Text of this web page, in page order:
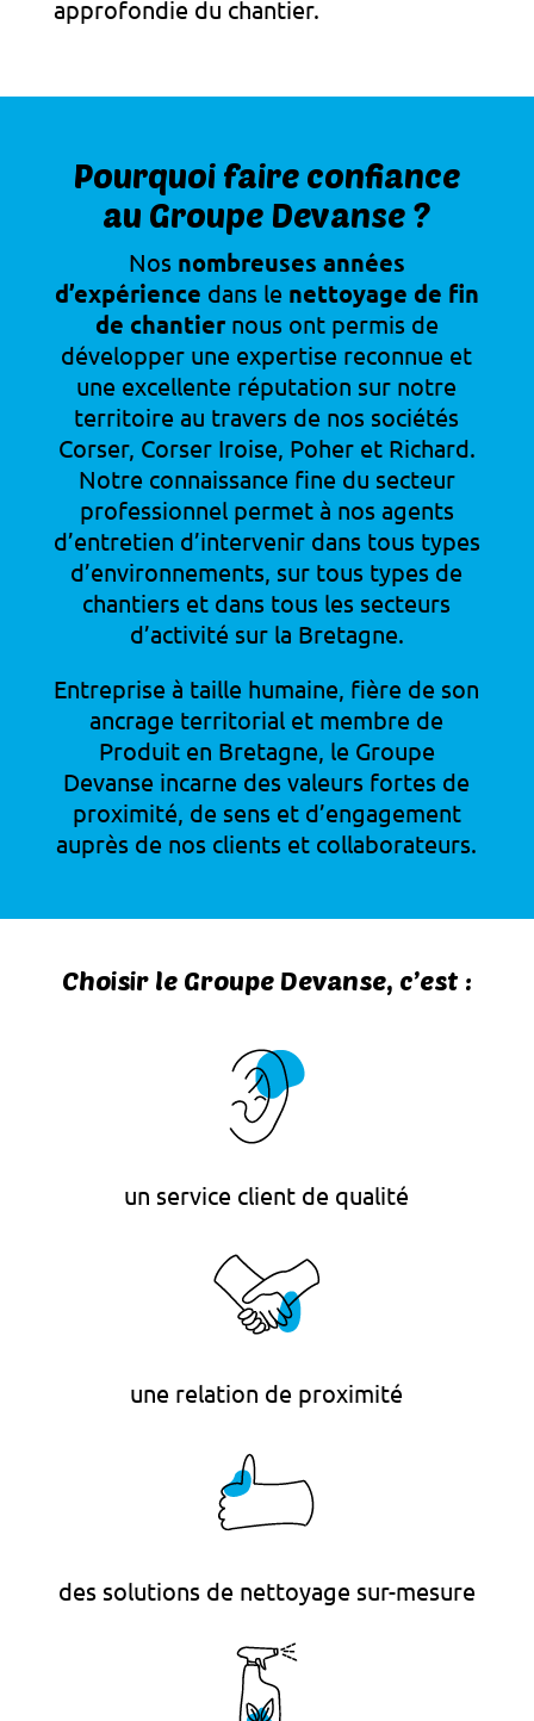
approfondie du chantier.
Pourquoi faire confiance
au Groupe Devanse ?
Nos nombreuses années
d’expérience dans le nettoyage de fin
de chantiernous ont permis de
développer une expertise reconnue et
une excellente réputation sur notre
territoire au travers de nos sociétés
Corser, Corser Iroise, Poher et Richard.
Notre connaissance fine du secteur
professionnel permet à nos agents
d’entretien d’intervenir dans tous types
d’environnements, sur tous types de
chantiers et dans tous les secteurs
d’activité sur la Bretagne.
Entreprise à taille humaine, fière de son
ancrage territorial et membre de
Produit en Bretagne, le Groupe
Devanse incarne des valeurs fortes de
proximité, de sens et d’engagement
auprès de nos clients et collaborateurs.
Choisir le Groupe Devanse, c’est :
un service client de qualité
une relation de proximité
des solutions de nettoyage sur-mesure